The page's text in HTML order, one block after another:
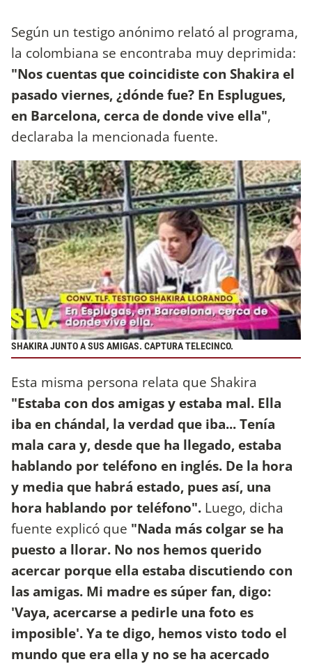
Según un testigo anónimo relató al programa,
la colombiana se encontraba muy deprimida:
"Nos cuentas que coincidiste con Shakira el
pasado viernes, ¿dónde fue? En Esplugues,
en Barcelona, cerca de donde vive ella",
declaraba la mencionada fuente.
SHAKIRA JUNTO A SUS AMIGAS. CAPTURA TELECINCO.
Esta misma persona relata que Shakira
"Estaba con dos amigas y estaba mal. Ella
iba en chándal, la verdad que iba... Tenía
mala cara y, desde que ha llegado, estaba
hablando por teléfono en inglés. De la hora
y media que habrá estado, pues así, una
hora hablando por teléfono". Luego, dicha
fuente explicó que "Nada más colgar se ha
puesto a llorar. No nos hemos querido
acercar porque ella estaba discutiendo con
las amigas. Mi madre es súper fan, digo:
'Vaya, acercarse a pedirle una foto es
imposible'. Ya te digo, hemos visto todo el
mundo que era ella y no se ha acercado